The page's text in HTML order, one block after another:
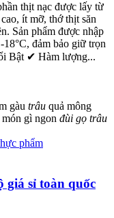
thịt nạc được lấy từ
ít mỡ, thớ thịt săn
Sản phẩm được nhập
đảm bảo giữ trọn
Bật ✔ Hàm lượng...
gàu trâu quả mông
món gì ngon đùi gọ trâu
phẩm
sỉ toàn quốc